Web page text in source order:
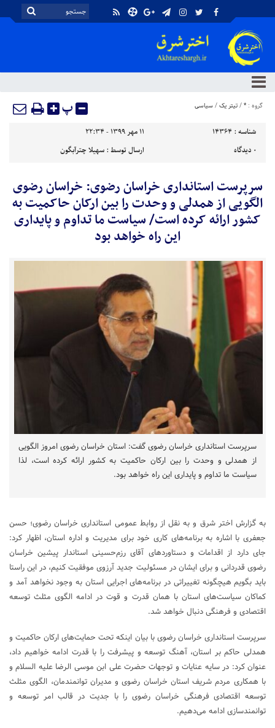
گروه : *
/تیتر یک/سیاسی پ
شناسه : 14364
۱۱ مهر ۱۳۹۹ - ۲۲:۳۴
۰ دیدگاه ارسال توسط :سهیلا چترآبگون
سرپرست استانداری خراسان رضوی: خراسان رضوی
الگویی از همدلی و وحدت را بین ارکان حاکمیت به
کشور ارائه کرده است/ سیاست ما تداوم و پایداری
این راه خواهد بود
سرپرست استانداری خراسان رضوی گفت: استان خراسان رضوی امروز الگویی
از همدلی و وحدت را بین ارکان حاکمیت به کشور ارائه کرده است، لذا
سیاست ما تداوم و پایداری این راه خواهد بود.
به گزارش اختر شرق و به نقل از روابط عمومی استانداری خراسان رضوی؛ حسن
جعفری با اشاره به برنامه‌های کاری خود برای مدیریت و اداره استان، اظهار کرد:
جای دارد از اقدامات و دستاوردهای آقای رزم‌حسینی استاندار پیشین خراسان
رضوی قدردانی و برای ایشان در مسئولیت جدید آرزوی موفقیت کنیم، در این راستا
باید بگویم هیچگونه تغییراتی در برنامه‌های اجرایی استان به وجود نخواهد آمد و
کماکان سیاست‌های استان با همان قدرت و قوت در ادامه الگوی مثلث توسعه
اقتصادی و فرهنگی دنبال خواهد شد.
سرپرست استانداری خراسان رضوی با بیان اینکه تحت حمایت‌های ارکان حاکمیت و
همدلی حاکم بر استان، آهنگ توسعه و پیشرفت را با قدرت ادامه خواهیم داد،
عنوان کرد: در سایه عنایات و توجهات حضرت علی ابن موسی الرضا علیه السلام و
با همکاری مردم شریف استان خراسان رضوی و مدیران توانمندمان، الگوی مثلث
توسعه اقتصادی فرهنگی خراسان رضوی را با جدیت در قالب امر توسعه و
توانمندسازی ادامه می‌دهیم.